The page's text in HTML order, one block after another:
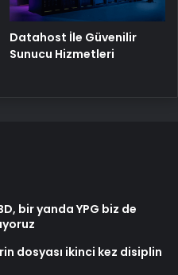
Datahost İle Güvenilir
Sunucu Hizmetleri
bir yanda YPG biz de
dosyası ikinci kez disiplin